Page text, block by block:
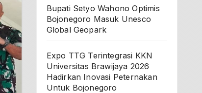
Bupati Setyo Wahono Optimis
Bojonegoro Masuk Unesco
Global Geopark
Expo TTG Terintegrasi KKN
Universitas Brawijaya 2026
Hadirkan Inovasi Peternakan
Untuk Bojonegoro